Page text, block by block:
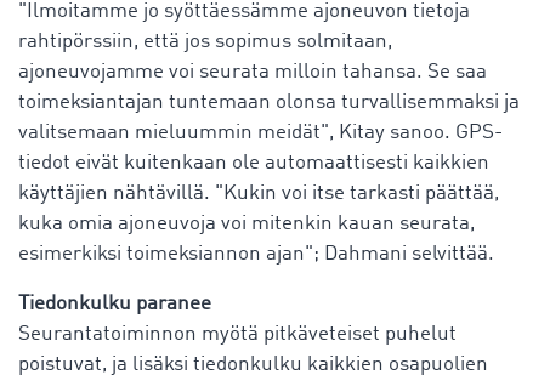
"Ilmoitamme jo syöttäessämme ajoneuvon tietoja
rahtipörssiin, että jos sopimus solmitaan,
ajoneuvojamme voi seurata milloin tahansa. Se saa
toimeksiantajan tuntemaan olonsa turvallisemmaksi ja
valitsemaan mieluummin meidät", Kitay sanoo. GPS-
tiedot eivät kuitenkaan ole automaattisesti kaikkien
käyttäjien nähtävillä. "Kukin voi itse tarkasti päättää,
kuka omia ajoneuvoja voi mitenkin kauan seurata,
esimerkiksi toimeksiannon ajan"; Dahmani selvittää.
Tiedonkulku paranee
Seurantatoiminnon myötä pitkäveteiset puhelut
poistuvat, ja lisäksi tiedonkulku kaikkien osapuolien